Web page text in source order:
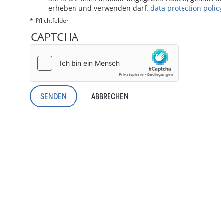
erheben und verwenden darf. data protection
Pflichtfelder
CAPTCHA
ABBRECHEN